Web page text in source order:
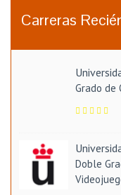
Carreras
Grado de
Doble